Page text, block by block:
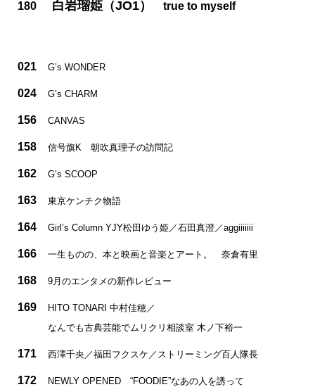
180 白岩瑠姫（JO1） true to myself
021 G’s WONDER
024 G’s CHARM
156 CANVAS
158 信号旗K 朝吹真理子の訪問記
162 G’s SCOOP
163 東京ケンチク物語
164 Girl’s Column YJY松田ゆう姫／石田真澄／aggiiiiiii
166 一生ものの、本と映画と音楽とアート。 奈倉有里
168 9月のエンタメの新作レビュー
169
HITO TONARI 中村佳穂／
なんでも古典芸能でムリクリ相談室 木ノ下裕一
171 西澤千央／福田フクスケ／ストリーミング百人隊長
172 NEWLY OPENED “FOODIE”なあの人を誘って